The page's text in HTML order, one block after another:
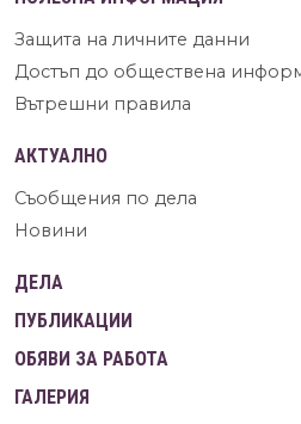
Защита на личните данни
Достъп до обществена
Вътрешни правила
АКТУАЛНО
Съобщения по дела
Новини
ДЕЛА
ПУБЛИКАЦИИ
ОБЯВИ ЗА РАБОТА
ГАЛЕРИЯ